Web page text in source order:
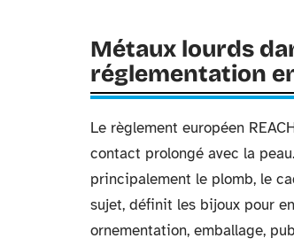
Métaux lourds
réglementation
Le règlement européen
contact prolongé avec la
principalement le plomb, le
sujet, définit les bijoux pour
ornementation, emballage,